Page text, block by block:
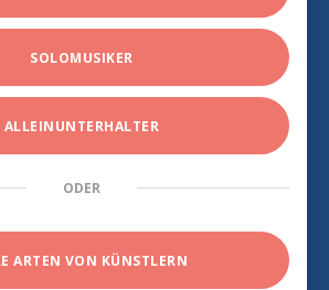
SOLOMUSIKER
ALLEINUNTERHALTER
ODER
ARTEN VON KÜNSTLERN